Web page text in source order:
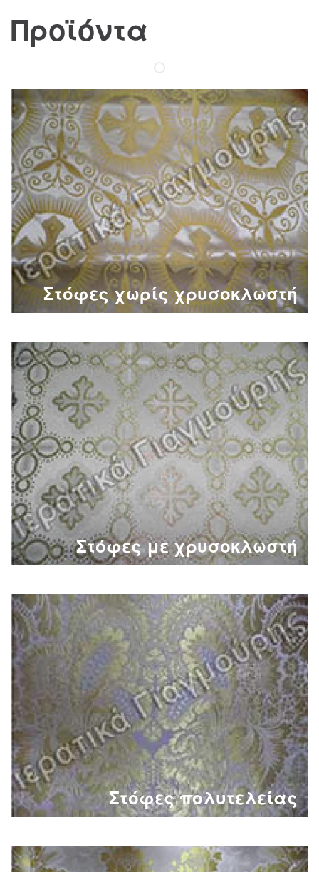
Προϊόντα
Στόφες χωρίς χρυσοκλωστή
Στόφες με χρυσοκλωστή
Στόφες πολυτελείας